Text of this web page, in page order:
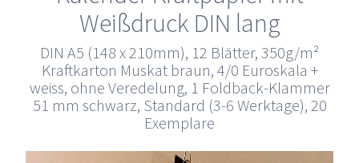
Weißdruck DIN lang
DIN A5 (148 x 210mm), 12 Blätter, 350g/m²
Kraftkarton Muskat braun, 4/0 Euroskala +
weiss, ohne Veredelung, 1 Foldback-Klammer
51 mm schwarz, Standard (3-6 Werktage), 20
Exemplare